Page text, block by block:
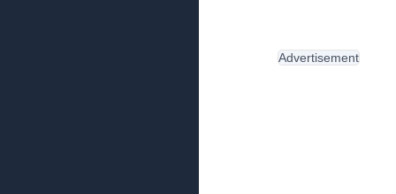
Advertisement